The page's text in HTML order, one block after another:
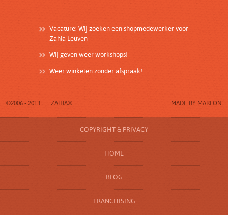
Vacature: Wij zoeken een shopmedewerker voor
Zahia Leuven
Wij geven weer workshops!
Weer winkelen zonder afspraak!
©2006 - 2013 ZAHIA® MADE BY MARLON
COPYRIGHT & PRIVACY
HOME
BLOG
FRANCHISING